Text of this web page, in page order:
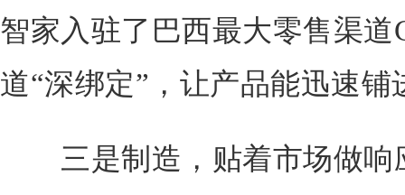
智家入驻了巴西最大零售渠道
道“深绑定”，让产品能迅速铺
三是制造，贴着市场做响